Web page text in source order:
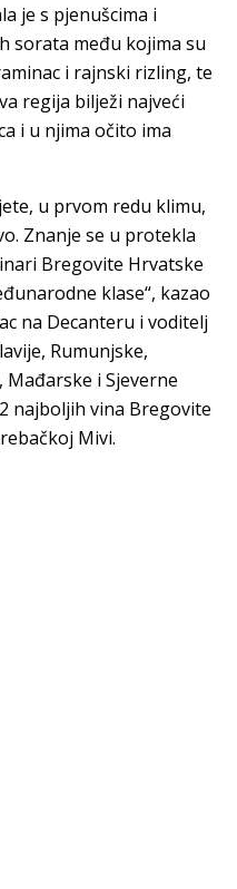
je s pjenušcima i
sorata među kojima su
i rajnski rizling, te
regija bilježi najveći
i u njima očito ima
u prvom redu klimu,
Znanje se u protekla
Bregovite Hrvatske
klase“, kazao
na Decanteru i voditelj
Rumunjske,
Mađarske i Sjeverne
najboljih vina Bregovite
Mivi.